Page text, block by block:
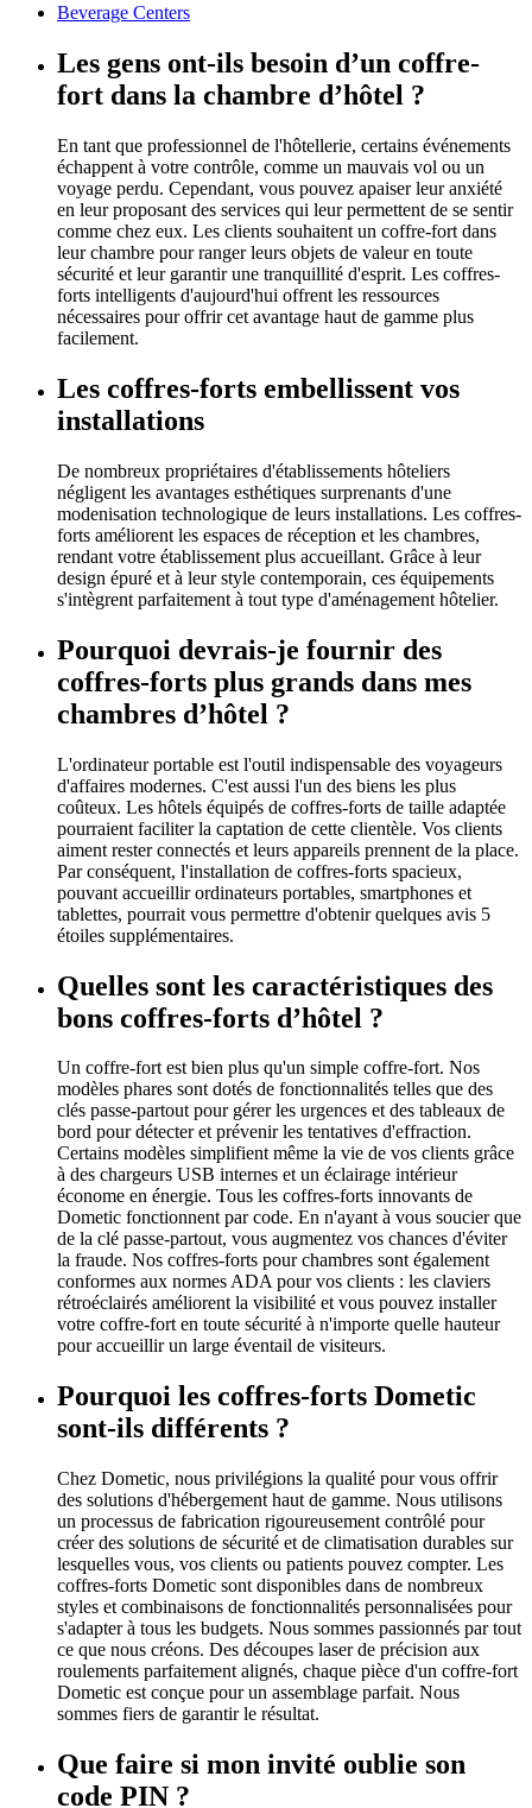
Beverage Centers
Les gens ont-ils besoin d’un coffre-
fort dans la chambre d’hôtel ?
En tant que professionnel de l'hôtellerie, certains événements
échappent à votre contrôle, comme un mauvais vol ou un
voyage perdu. Cependant, vous pouvez apaiser leur anxiété
en leur proposant des services qui leur permettent de se sentir
comme chez eux. Les clients souhaitent un coffre-fort dans
leur chambre pour ranger leurs objets de valeur en toute
sécurité et leur garantir une tranquillité d'esprit. Les coffres-
forts intelligents d'aujourd'hui offrent les ressources
nécessaires pour offrir cet avantage haut de gamme plus
facilement.
Les coffres-forts embellissent vos
installations
De nombreux propriétaires d'établissements hôteliers
négligent les avantages esthétiques surprenants d'une
modenisation technologique de leurs installations. Les coffres-
forts améliorent les espaces de réception et les chambres,
rendant votre établissement plus accueillant. Grâce à leur
design épuré et à leur style contemporain, ces équipements
s'intègrent parfaitement à tout type d'aménagement hôtelier.
Pourquoi devrais-je fournir des
coffres-forts plus grands dans mes
chambres d’hôtel ?
L'ordinateur portable est l'outil indispensable des voyageurs
d'affaires modernes. C'est aussi l'un des biens les plus
coûteux. Les hôtels équipés de coffres-forts de taille adaptée
pourraient faciliter la captation de cette clientèle. Vos clients
aiment rester connectés et leurs appareils prennent de la place.
Par conséquent, l'installation de coffres-forts spacieux,
pouvant accueillir ordinateurs portables, smartphones et
tablettes, pourrait vous permettre d'obtenir quelques avis 5
étoiles supplémentaires.
Quelles sont les caractéristiques des
bons coffres-forts d’hôtel ?
Un coffre-fort est bien plus qu'un simple coffre-fort. Nos
modèles phares sont dotés de fonctionnalités telles que des
clés passe-partout pour gérer les urgences et des tableaux de
bord pour détecter et prévenir les tentatives d'effraction.
Certains modèles simplifient même la vie de vos clients grâce
à des chargeurs USB internes et un éclairage intérieur
économe en énergie. Tous les coffres-forts innovants de
Dometic fonctionnent par code. En n'ayant à vous soucier que
de la clé passe-partout, vous augmentez vos chances d'éviter
la fraude. Nos coffres-forts pour chambres sont également
conformes aux normes ADA pour vos clients : les claviers
rétroéclairés améliorent la visibilité et vous pouvez installer
votre coffre-fort en toute sécurité à n'importe quelle hauteur
pour accueillir un large éventail de visiteurs.
Pourquoi les coffres-forts Dometic
sont-ils différents ?
Chez Dometic, nous privilégions la qualité pour vous offrir
des solutions d'hébergement haut de gamme. Nous utilisons
un processus de fabrication rigoureusement contrôlé pour
créer des solutions de sécurité et de climatisation durables sur
lesquelles vous, vos clients ou patients pouvez compter. Les
coffres-forts Dometic sont disponibles dans de nombreux
styles et combinaisons de fonctionnalités personnalisées pour
s'adapter à tous les budgets. Nous sommes passionnés par tout
ce que nous créons. Des découpes laser de précision aux
roulements parfaitement alignés, chaque pièce d'un coffre-fort
Dometic est conçue pour un assemblage parfait. Nous
sommes fiers de garantir le résultat.
Que faire si mon invité oublie son
code PIN ?